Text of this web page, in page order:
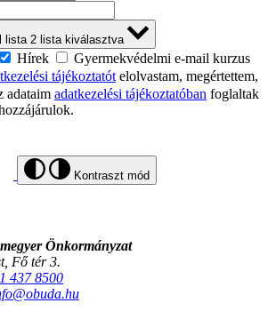
lista 2 lista kiválasztva
Hírek
Gyermekvédelmi e-mail kurzus
tájékoztatótelolvastam, megértettem,
adataim adatkezelési tájékoztatóban foglaltak
Kontraszt mód
Önkormányzat
Fő tér 3.
437 8500